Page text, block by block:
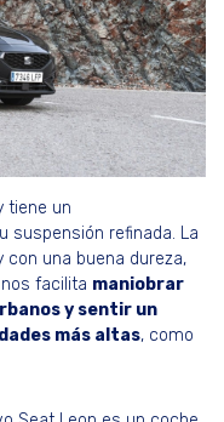
tiene un
suspensión refinada. La
una buena dureza,
facilita maniobrar
y sentir un
más altas, como